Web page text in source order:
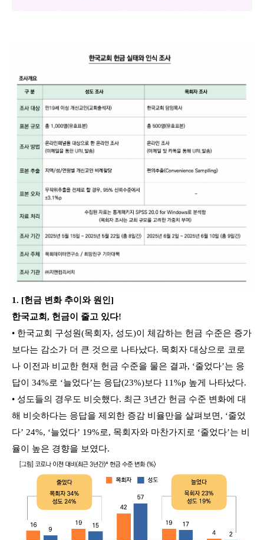
1. [헌금 변화 추이와 원인]
한국교회, 헌금이 줄고 있다!
• 한국교회 구성원(목회자, 성도)이 체감하는 헌금 수준은 증가
보다는 감소가 더 큰 것으로 나타났다. 목회자 대상으로 코로
나 이전과 비교한 현재 헌금 수준을 물은 결과, ‘줄었다’는 응
답이 34%로 ‘늘었다’는 응답(23%)보다 11%p 높게 나타났다.
• 성도들의 경우도 비슷했다. 최근 3년간 헌금 수준 변화에 대
해 비슷하다는 응답을 제외한 증감 비율만을 살펴보면, ‘줄었
다’ 24%, ‘늘었다’ 19%로, 목회자와 마찬가지로 ‘줄었다’는 비
율이 높은 경향을 보였다.